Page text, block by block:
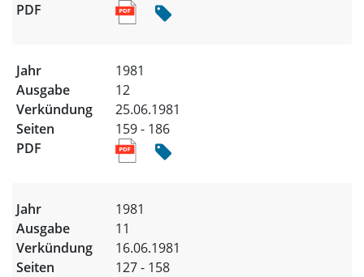
1981
12
25.06.1981
159 - 186
1981
11
16.06.1981
127 - 158